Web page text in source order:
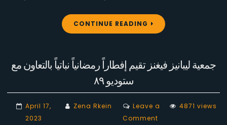
CONTINUE READING
جمعية ليبانيز فيغنز تقيم إفطاراً رمضانياً نباتياً بالتعاون مع
ستوديو ٨٩
April 17,
2023
Zena Rkein
Leave a
Commenton
4871 views